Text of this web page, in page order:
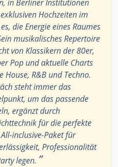
in Berliner Institutionen
Hochzeiten im
die Energie eines Raumes
musikalisches Repertoire
von Klassikern der 80er,
Pop und aktuelle Charts
House, R&B und Techno.
steht immer das
um das passende
ergänzt durch
für die perfekte
inclusive-Paket für
Professionalität
legen. ”